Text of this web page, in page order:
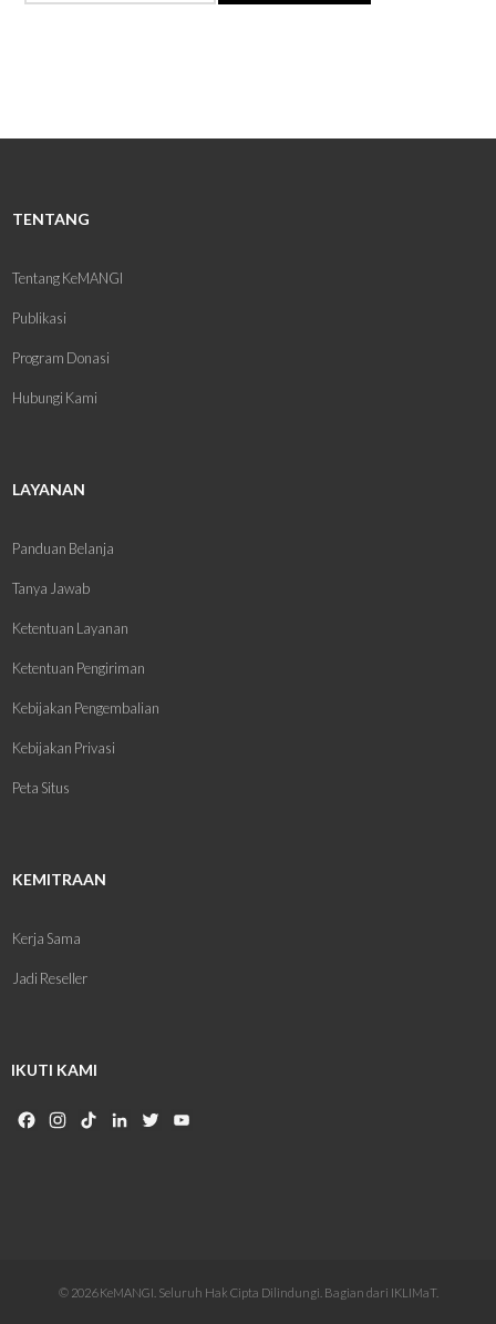
TENTANG
Tentang KeMANGI
Publikasi
Program Donasi
Hubungi Kami
LAYANAN
Panduan Belanja
Tanya Jawab
Ketentuan Layanan
Ketentuan Pengiriman
Kebijakan Pengembalian
Kebijakan Privasi
Peta Situs
KEMITRAAN
Kerja Sama
Jadi Reseller
IKUTI KAMI
Facebook
Instagram
TikTokLinkedInTwitter
© 2026 KeMANGI. Seluruh Hak Cipta Dilindungi. Bagian dari IKLIMaT.